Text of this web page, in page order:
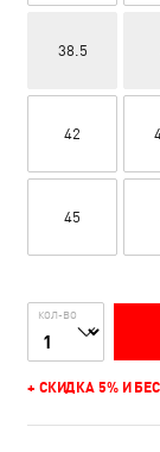
38.5
42
45
КОЛ-ВО
+ СКИДКА 5% И